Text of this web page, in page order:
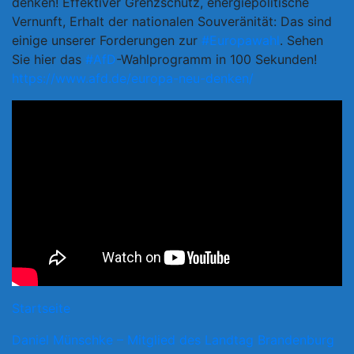
Vernunft, Erhalt der nationalen Souveränität: Das sind
einige unserer Forderungen zur #Europawahl. Sehen
Sie hier das #AfD-Wahlprogramm in 100 Sekunden!
https://www.afd.de/europa-neu-denken/
Startseite
Daniel Münschke – Mitglied des Landtag Brandenburg